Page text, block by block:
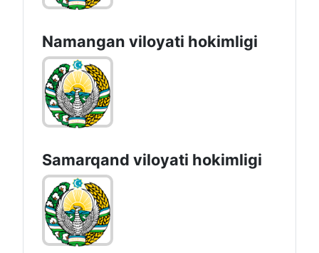
Namangan vilоyati hоkimligi
Samarqand viloyati hokimligi